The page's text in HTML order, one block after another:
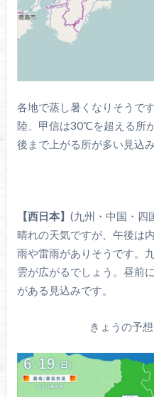
各地で蒸し暑くなりそうで
陸、甲信は30℃を超える所
後まで上がる所が多い見込み
【西日本】 (九州・中国・四
晴れの天気ですが、午後は
雨や雷雨がありそうです。
雲が広がるでしょう。昼前
がある見込みです。
きょうの予